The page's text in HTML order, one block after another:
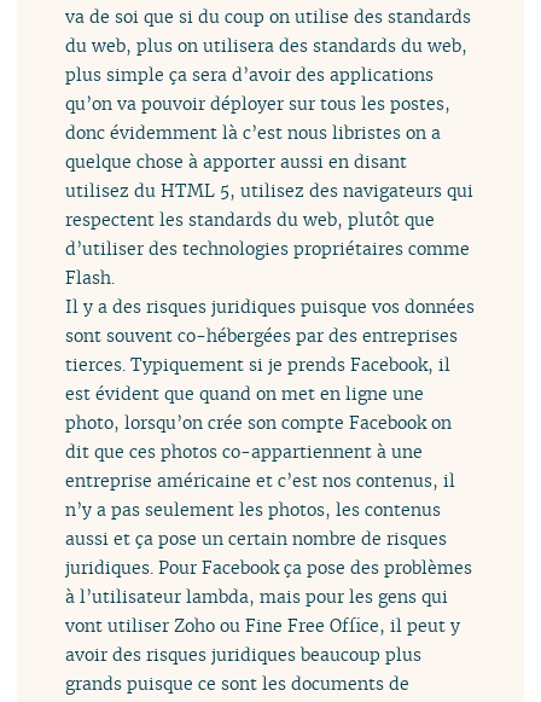
va de soi que si du coup on utilise des standards
du web, plus on utilisera des standards du web,
plus simple ça sera d’avoir des applications
qu’on va pouvoir déployer sur tous les postes,
donc évidemment là c’est nous libristes on a
quelque chose à apporter aussi en disant
utilisez du HTML 5, utilisez des navigateurs qui
respectent les standards du web, plutôt que
d’utiliser des technologies propriétaires comme
Flash.
Il y a des risques juridiques puisque vos données
sont souvent co-hébergées par des entreprises
tierces. Typiquement si je prends Facebook, il
est évident que quand on met en ligne une
photo, lorsqu’on crée son compte Facebook on
dit que ces photos co-appartiennent à une
entreprise américaine et c’est nos contenus, il
n’y a pas seulement les photos, les contenus
aussi et ça pose un certain nombre de risques
juridiques. Pour Facebook ça pose des problèmes
à l’utilisateur lambda, mais pour les gens qui
vont utiliser Zoho ou Fine Free Office, il peut y
avoir des risques juridiques beaucoup plus
grands puisque ce sont les documents de